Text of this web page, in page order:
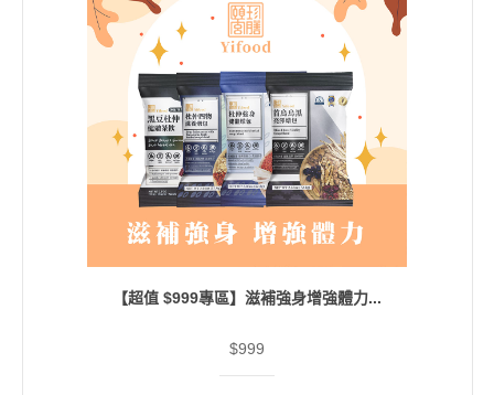
【超值 $999專區】滋補強身增強體力...
$999